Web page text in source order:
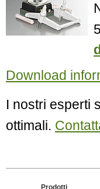
Download
I nostri esperti
ottimali.
Prodotti